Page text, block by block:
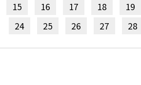
15 16 17 18 19
24
25 26 27 28